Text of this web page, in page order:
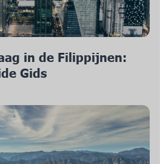
in de Filippijnen:
Gids